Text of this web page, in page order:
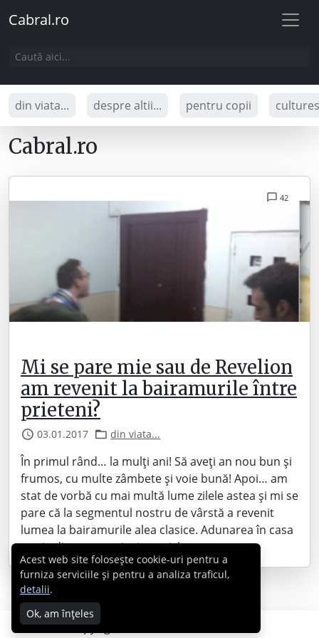
Cabral.ro
din viata... despre altii... pentru copii
Cabral.ro
42
Mi se pare mie sau de Revelion
am revenit la bairamurile între
prieteni?
03.01.2017 din viata...
În primul rând… la mulți ani! Să aveți an nou bun și
frumos, cu multe zâmbete și voie bună! Apoi… am
stat de vorbă cu mai multă lume zilele astea și mi se
pare că la segmentul nostru de vârstă a revenit
lumea la bairamurile alea clasice. Adunarea în casa
unuia dintre umani, niște sticle…
Copyright © 2007 - 2026 Cabral.ro
Acest web site folosește cookie-uri pentru a
furniza serviciile și pentru a analiza traficul,
detalii.
Ok, am înțeles